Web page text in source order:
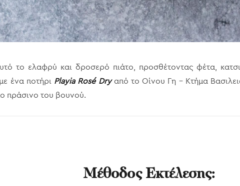
το ελαφρύ και δροσερό πιάτο, προσθέτοντας φέτα,
ένα ποτήρι Playia Rosé Dryαπό το Οίνου Γη – Κτήμα
πράσινο του βουνού.
Μέθοδος Εκτέλεσης: